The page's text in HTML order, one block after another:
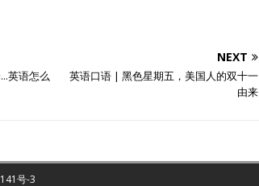
英语怎么
NEXT
英语口语 | 黑色星期五，美国人的双十一
由来
号-3